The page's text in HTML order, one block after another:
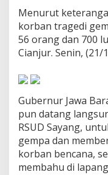
r
t
a
m
b
6
r
n
g
d
Menurut
korban tragedi
56 orang dan 700
Cianjur. Senin, (21/
Gubernur Jawa
pun datang
RSUD Sayang,
gempa dan
korban bencana,
membahu di